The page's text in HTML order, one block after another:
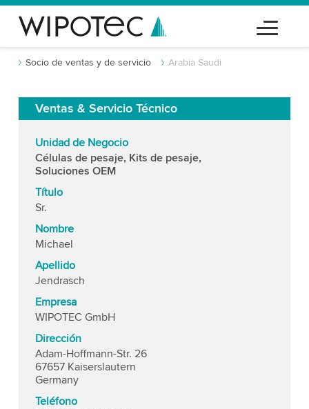
Socio de ventas y de servicio Arabia Saudi
Ventas & Servicio Técnico
Unidad de Negocio
Células de pesaje, Kits de pesaje,
Soluciones OEM
Título
Sr.
Nombre
Michael
Apellido
Jendrasch
Empresa
WIPOTEC GmbH
Dirección
Adam-Hoffmann-Str. 26
67657 Kaiserslautern
Germany
Teléfono